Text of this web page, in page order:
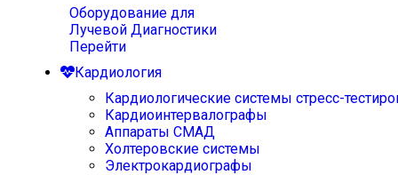
Оборудование для
Лучевой Диагностики
Перейти
Кардиология
Кардиологические системы стресс-
Кардиоинтервалографы
Аппараты СМАД
Холтеровские системы
Электрокардиографы